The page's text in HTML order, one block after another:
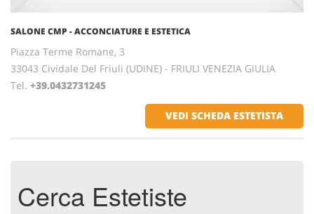
SALONE CMP - ACCONCIATURE E ESTETICA
Piazza Terme Romane, 3
33043 Cividale Del Friuli (UDINE) - FRIULI VENEZIA GIULIA
Tel. +39.0432731245
VEDI SCHEDA ESTETISTA
Cerca Estetiste